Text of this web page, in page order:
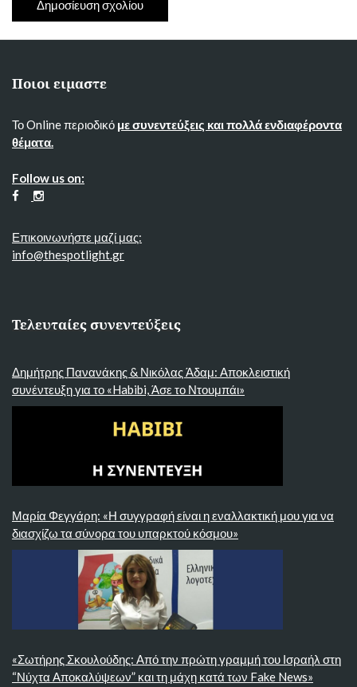
Ποιοι ειμαστε
Το Online περιοδικό με συνεντεύξεις και πολλά ενδιαφέροντα
θέματα.
Follow us on:
Επικοινωνήστε μαζί μας:
info@thespotlight.gr
Τελευταίες συνεντεύξεις
Δημήτρης Πανανάκης & Νικόλας Άδαμ: Αποκλειστική
συνέντευξη για το «Habibi, Άσε το Ντουμπάι»
Μαρία Φεγγάρη: «Η συγγραφή είναι η εναλλακτική μου για να
διασχίζω τα σύνορα του υπαρκτού κόσμου»
«Σωτήρης Σκουλούδης: Από την πρώτη γραμμή του Ισραήλ στη
“Νύχτα Αποκαλύψεων” και τη μάχη κατά των Fake News»